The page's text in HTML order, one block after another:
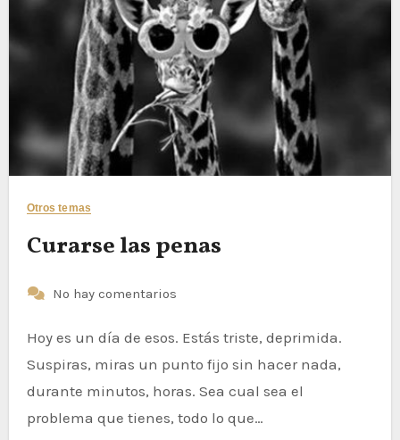
Otros temas
Curarse las penas
No hay comentarios
Hoy es un día de esos. Estás triste, deprimida.
Suspiras, miras un punto fijo sin hacer nada,
durante minutos, horas. Sea cual sea el
problema que tienes, todo lo que…